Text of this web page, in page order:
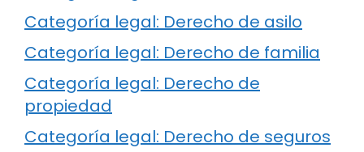
Categoría legal: Derecho de asilo
Categoría legal: Derecho de familia
Categoría legal: Derecho de
propiedad
Categoría legal: Derecho de seguros